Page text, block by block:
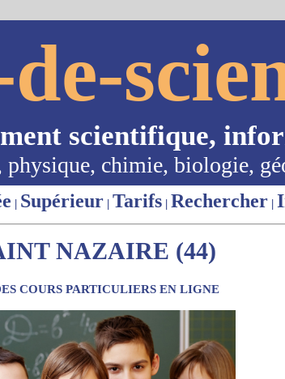
scientifique,
physique, chimie, biologie,
| Supérieur | Tarifs | Rechercher |
NAZAIRE (44)
COURS PARTICULIERS EN LIGNE